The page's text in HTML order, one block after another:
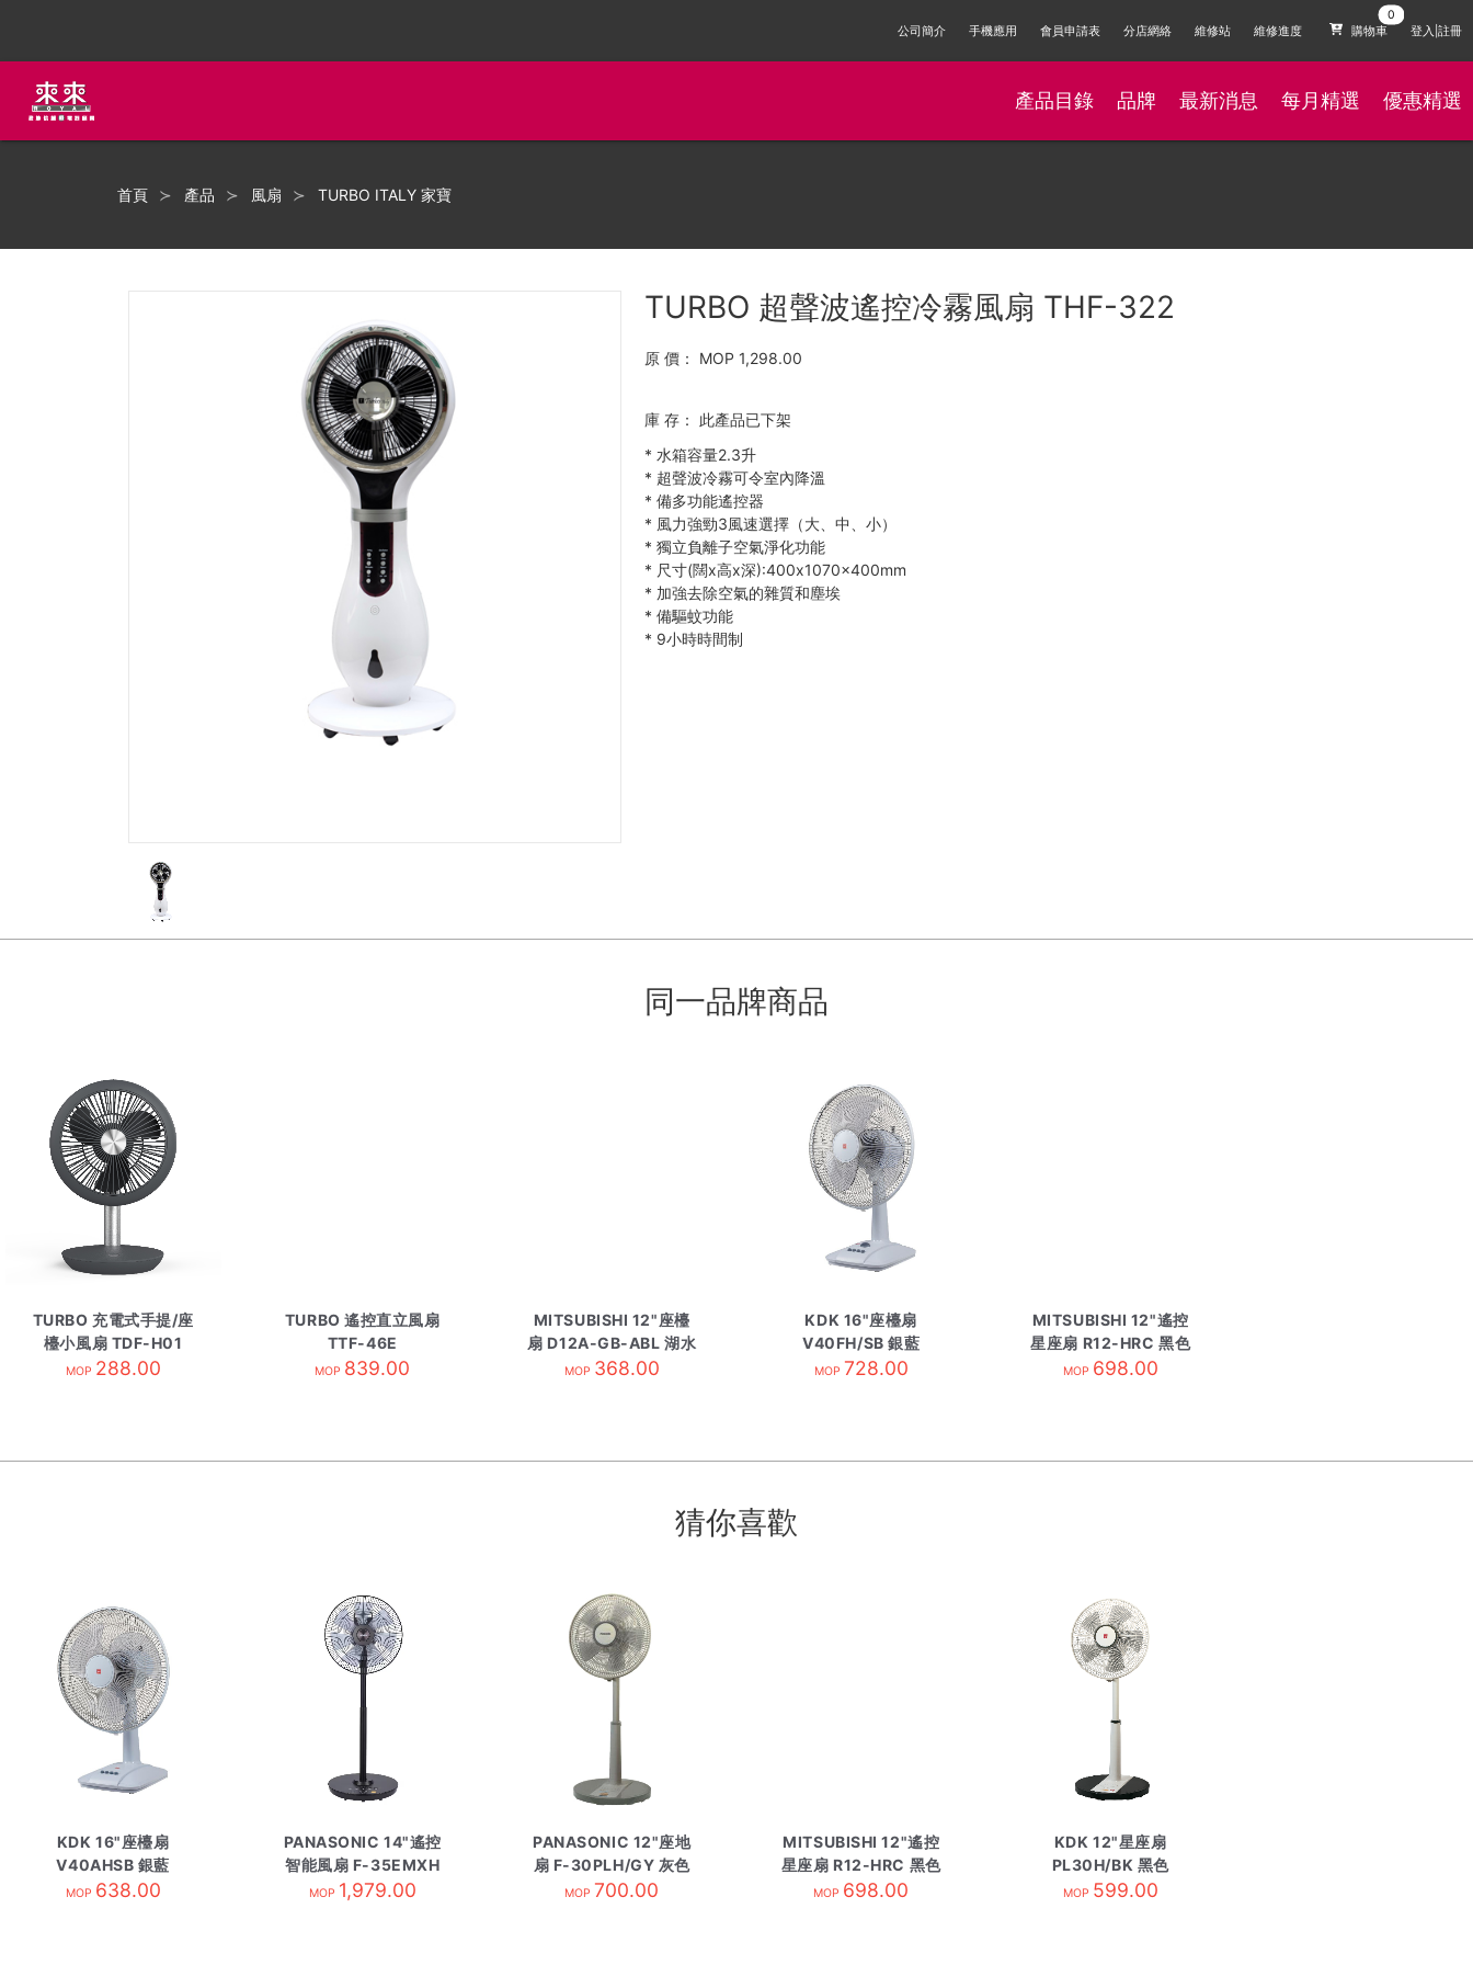
公司簡介 手機應用 會員申請表 分店網絡 維修站 維修進度 購物車 登入|註冊
產品目錄 品牌 最新消息 每月精選 優惠精選
首頁 產品 風扇 TURBO ITALY 家寶
TURBO 超聲波遙控冷霧風扇 THF-322
原 價： MOP 1,298.00
庫 存：
此產品已下架
* 水箱容量2.3升
* 超聲波冷霧可令室內降溫
* 備多功能遙控器
* 風力強勁3風速選擇（大、中、小）
* 獨立負離子空氣淨化功能
* 尺寸(闊x高x深):400x1070x400mm
* 加強去除空氣的雜質和塵埃
* 備驅蚊功能
* 9小時時間制
同一品牌商品
TURBO 充電式手提/座
檯小風扇 TDF-H01
MOP 288.00
TURBO 遙控直立風扇
TTF-46E
MOP 839.00
MITSUBISHI 12"座檯
扇 D12A-GB-ABL 湖水
藍
MOP 368.00
KDK 16"座檯扇
V40FH/SB 銀藍
MOP 728.00
MITSUBISHI 12"遙控
星座扇 R12-HRC 黑色
MOP 698.00
猜你喜歡
KDK 16"座檯扇
V40AHSB 銀藍
MOP 638.00
PANASONIC 14"遙控
智能風扇 F-35EMXH
MOP 1,979.00
PANASONIC 12"座地
扇 F-30PLH/GY 灰色
MOP 700.00
MITSUBISHI 12"遙控
星座扇 R12-HRC 黑色
MOP 698.00
KDK 12"星座扇
PL30H/BK 黑色
MOP 599.00